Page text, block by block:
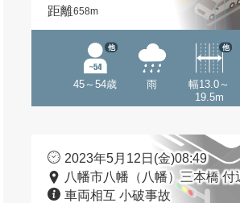
距離658m
45～54歳
他
雨
幅13.0～
19.5m
他
2023年5月12日(金)08:49
八幡市八幡（八幡）三本橋 付
車両相互 小破事故